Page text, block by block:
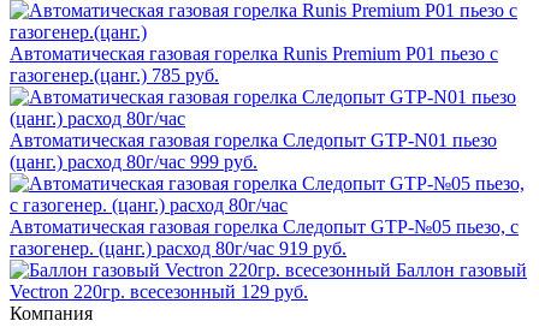
Автоматическая газовая горелка Runis Premium P01 пьезо с
газогенер.(цанг.) 785 руб.
Автоматическая газовая горелка Следопыт GTP-N01 пьезо
(цанг.) расход 80г/час 999 руб.
Автоматическая газовая горелка Следопыт GTP-№05 пьезо, с
газогенер. (цанг.) расход 80г/час 919 руб.
Баллон газовый
Vectron 220гр. всесезонный 129 руб.
Компания